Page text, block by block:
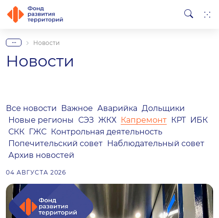
... Новости
Новости
Все новости Важное Аварийка Дольщики
Новые регионы
СЭЗ ЖКХ Капремонт КРТ ИБК
СКК ГЖС Контрольная деятельность
Попечительский совет Наблюдательный совет
Архив новостей
04 АВГУСТА 2026